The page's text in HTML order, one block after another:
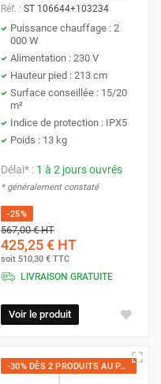
Réf. : ST 106644+103234
Puissance chauffage : 2
000 W
Alimentation : 230 V
Hauteur pied : 213 cm
Surface conseillée : 15/20
m²
Indice de protection : IPX5
Poids : 13 kg
Délai* : 1 à 2 jours ouvrés
* généralement constaté
-25%
567,00 €HT
425,25 € HT
soit 510,30 € TTC
LIVRAISON GRATUITE
Voir le produit
-30% DÈS 2 PRODUITS AU PANIER